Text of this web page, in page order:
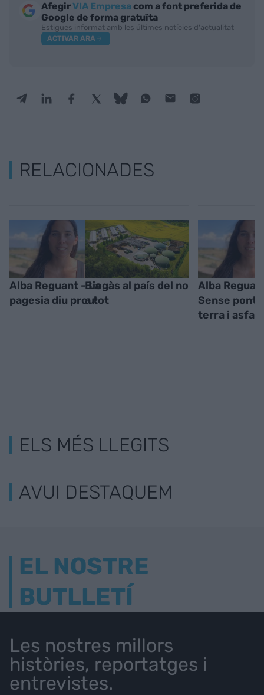
AfegirVIA Empresa com a font preferida de
Google de forma gratuïta
Estigues informat amb les últimes notícies d'actualitat
ACTIVAR ARA
RELACIONADES
Alba Reguant - La
pagesia diu prou!
Biogàs al país del no
a tot
Alba
Sense
terra i asfalt
ELS MÉS LLEGITS
AVUI DESTAQUEM
EL NOSTRE
BUTLLETÍ
Les nostres millors
històries, reportatges i
entrevistes.